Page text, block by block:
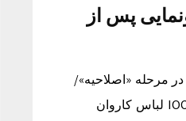
پس از
مرحله «اصلاحیه»/
رونمایی پس از تایید IOC لباس کاروان